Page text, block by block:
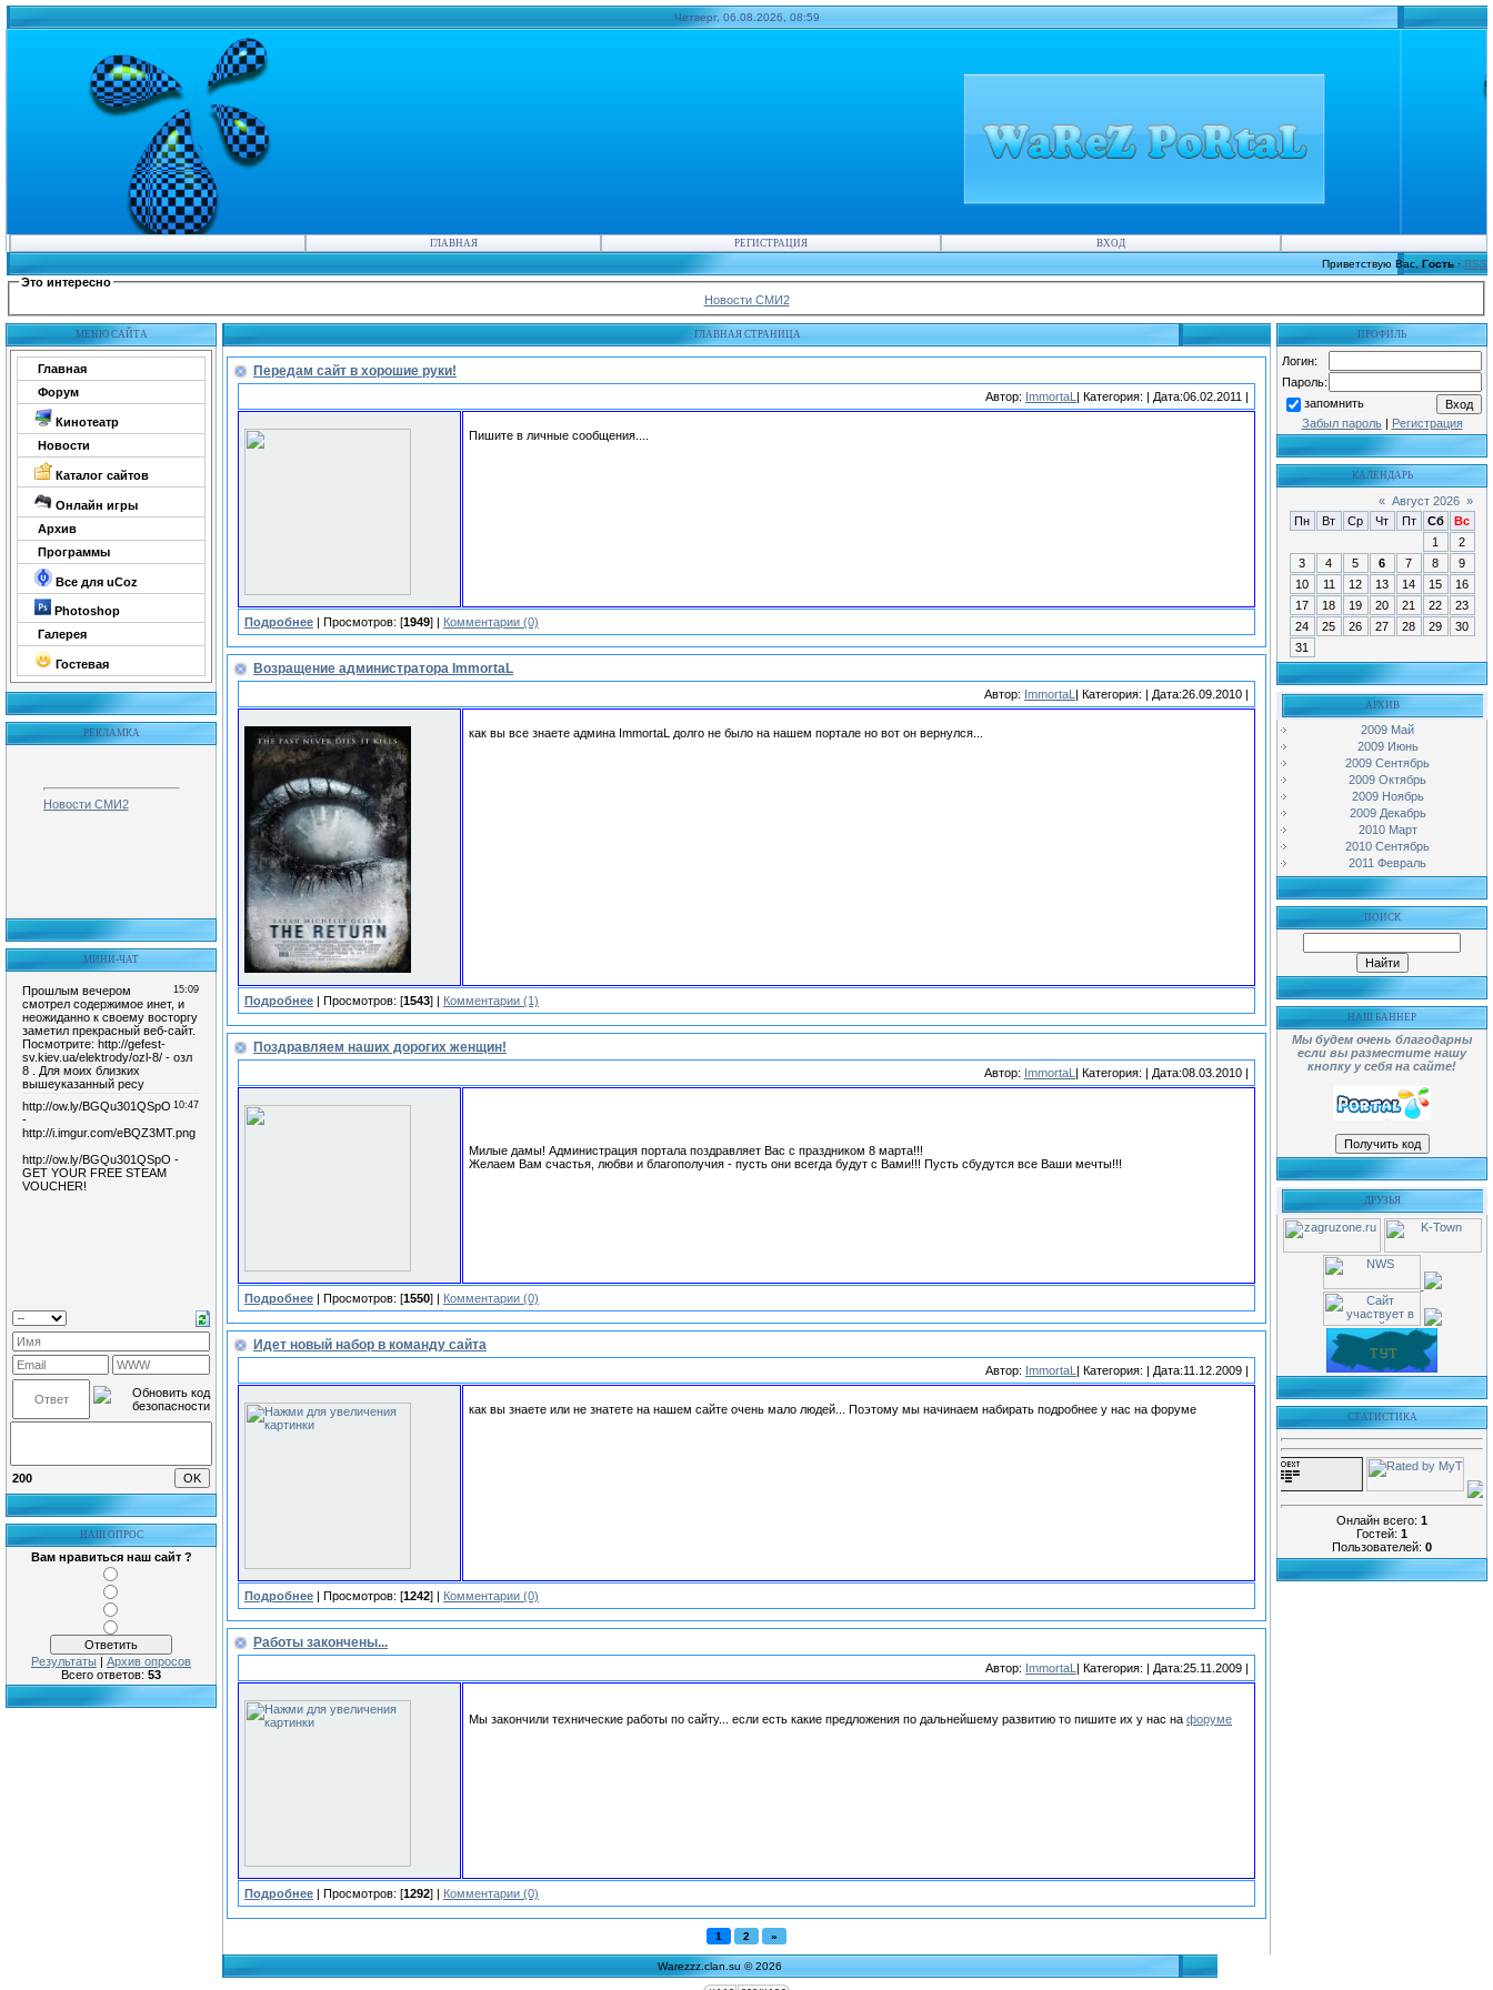
Четверг, 06.08.2026, 08:59
ГЛАВНАЯ РЕГИСТРАЦИЯ ВХОД
Приветствую Вас,Гость · RSS
Это интересно
Новости СМИ2
МЕНЮ САЙТА
Главная
Форум
Кинотеатр
Новости
Каталог сайтов
Онлайн игры
Архив
Программы
Все для uCoz
Photoshop
Галерея
Гостевая
РЕКЛАМКА
Новости СМИ2
МИНИ-ЧАТ
200
НАШ ОПРОС
Вам нравиться наш сайт ?
Результаты | Архив опросов
Всего ответов: 53
ГЛАВНАЯ СТРАНИЦА
Передам сайт в хорошие руки!
Автор: ImmortaL | Категория: | Дата:06.02.2011 |
Пишите в личные сообщения....
Подробнее | Просмотров: [1949] | Комментарии (0)
Возращение администратора ImmortaL
Автор: ImmortaL | Категория: | Дата:26.09.2010 |
как вы все знаете админа ImmortaL долго не было на нашем портале но вот он вернулся...
Подробнее | Просмотров: [1543] | Комментарии (1)
Поздравляем наших дорогих женщин!
Автор: ImmortaL | Категория: | Дата:08.03.2010 |
Милые дамы! Администрация портала поздравляет Вас с праздником 8 марта!!!
Желаем Вам счастья, любви и благополучия - пусть они всегда будут с Вами!!! Пусть сбудутся все Ваши мечты!!!
Подробнее | Просмотров: [1550] | Комментарии (0)
Идет новый набор в команду сайта
Автор: ImmortaL | Категория: | Дата:11.12.2009 |
как вы знаете или не знатете на нашем сайте очень мало людей... Поэтому мы начинаем набирать подробнее у нас на форуме
Подробнее | Просмотров: [1242] | Комментарии (0)
Работы закончены...
Автор: ImmortaL | Категория: | Дата:25.11.2009 |
Мы закончили технические работы по сайту... если есть какие предложения по дальнейшему развитию то пишите их у нас на форуме
Подробнее | Просмотров: [1292] | Комментарии (0)
1 2 »
Warezzz.clan.su © 2026
ПРОФИЛЬ
Логин:
Пароль:
запомнить
Забыл пароль| Регистрация
КАЛЕНДАРЬ
« Август 2026 »
Пн
Вт Ср Чт Пт Сб
Вс
1
2
3
4 5 6 7 8
9
10
11 12 13 14 15
16
17
18 19 20 21 22
23
24
25 26 27 28 29
30
31
АРХИВ
2009 Май
2009 Июнь
2009 Сентябрь
2009 Октябрь
2009 Ноябрь
2009 Декабрь
2010 Март
2010 Сентябрь
2011 Февраль
ПОИСК
НАШ БАННЕР
Мы будем очень благодарны
если вы разместите нашу
кнопку у себя на сайте!
ДРУЗЬЯ
СТАТИСТИКА
Онлайн всего: 1
Гостей: 1
Пользователей: 0